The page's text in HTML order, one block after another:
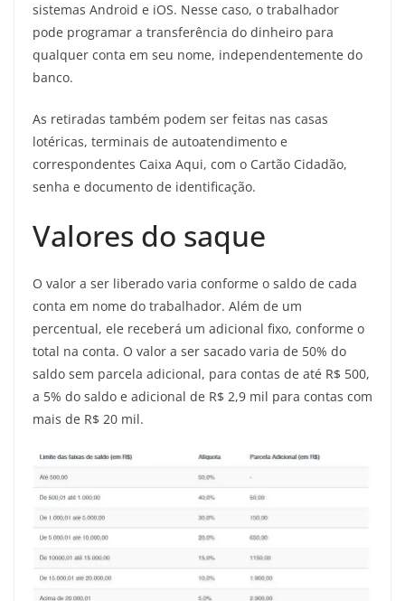
sistemas Android e iOS. Nesse caso, o trabalhador
pode programar a transferência do dinheiro para
qualquer conta em seu nome, independentemente do
banco.
As retiradas também podem ser feitas nas casas
lotéricas, terminais de autoatendimento e
correspondentes Caixa Aqui, com o Cartão Cidadão,
senha e documento de identificação.
Valores do saque
O valor a ser liberado varia conforme o saldo de cada
conta em nome do trabalhador. Além de um
percentual, ele receberá um adicional fixo, conforme o
total na conta. O valor a ser sacado varia de 50% do
saldo sem parcela adicional, para contas de até R$ 500,
a 5% do saldo e adicional de R$ 2,9 mil para contas com
mais de R$ 20 mil.